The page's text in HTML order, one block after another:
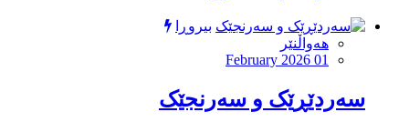
بیروڕا
هەواڵنێر
February 2026 01
سەردێڕێک و سەرنجێک